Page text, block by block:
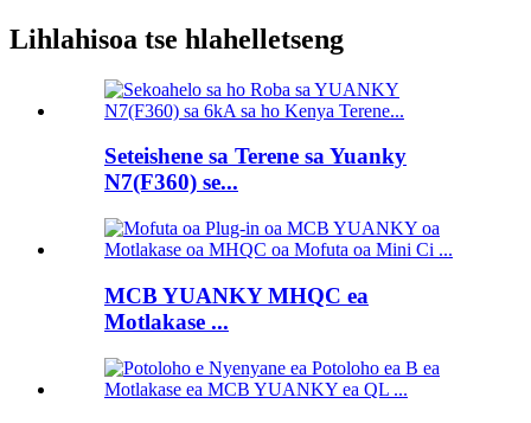
Lihlahisoa tse hlahelletseng
Seteishene sa Terene sa Yuanky
N7(F360) se...
MCB YUANKY MHQC ea
Motlakase ...